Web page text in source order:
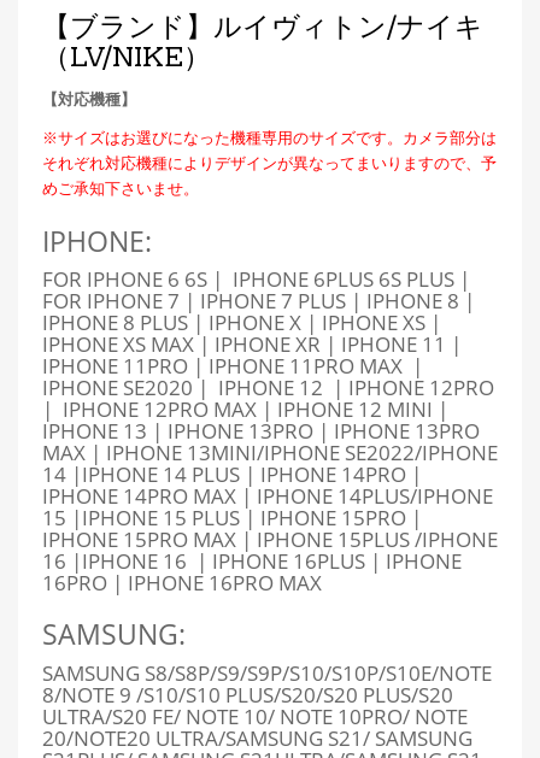
【ブランド】ルイヴィトン/ナイキ
（LV/NIKE）
【対応機種】
※サイズはお選びになった機種専用のサイズです。カメラ部分は
それぞれ対応機種によりデザインが異なってまいりますので、予
めご承知下さいませ。
IPHONE:
FOR IPHONE 6 6S | IPHONE 6PLUS 6S PLUS |
FOR IPHONE 7 | IPHONE 7 PLUS | IPHONE 8 |
IPHONE 8 PLUS | IPHONE X | IPHONE XS |
IPHONE XS MAX | IPHONE XR | IPHONE 11 |
IPHONE 11PRO | IPHONE 11PRO MAX |
IPHONE SE2020 | IPHONE 12 | IPHONE 12PRO
| IPHONE 12PRO MAX | IPHONE 12 MINI |
IPHONE 13 | IPHONE 13PRO | IPHONE 13PRO
MAX | IPHONE 13MINI/IPHONE SE2022/IPHONE
14 |IPHONE 14 PLUS | IPHONE 14PRO |
IPHONE 14PRO MAX | IPHONE 14PLUS/IPHONE
15 |IPHONE 15 PLUS | IPHONE 15PRO |
IPHONE 15PRO MAX | IPHONE 15PLUS /IPHONE
16 |IPHONE 16 | IPHONE 16PLUS | IPHONE
16PRO | IPHONE 16PRO MAX
SAMSUNG:
SAMSUNG S8/S8P/S9/S9P/S10/S10P/S10E/NOTE
8/NOTE 9 /S10/S10 PLUS/S20/S20 PLUS/S20
ULTRA/S20 FE/ NOTE 10/ NOTE 10PRO/ NOTE
20/NOTE20 ULTRA/SAMSUNG S21/ SAMSUNG